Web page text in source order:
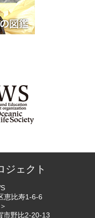
ジェクト
恵比寿1-6-6
市野比2-20-13